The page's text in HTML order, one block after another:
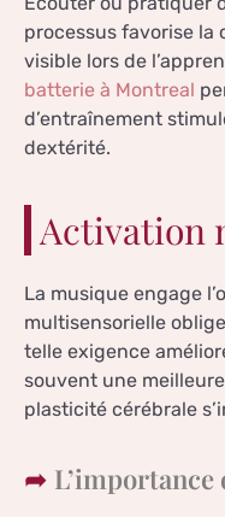
processus favorise la
visible lors de
batterie à Montreal
d’entraînement
dextérité.
Activation
La musique engage
multisensorielle
telle exigence
souvent une
plasticité cérébrale